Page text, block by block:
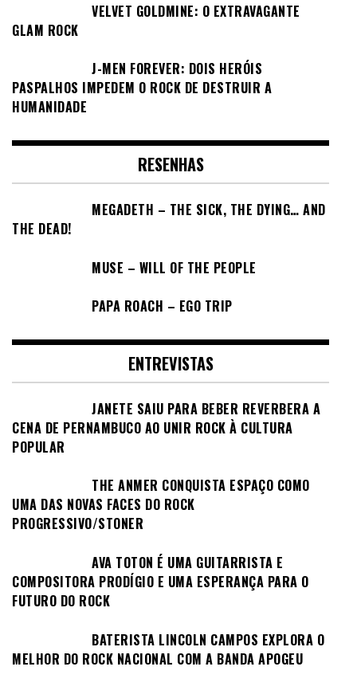
VELVET GOLDMINE: O EXTRAVAGANTE
GLAM ROCK
J-MEN FOREVER: DOIS HERÓIS
PASPALHOS IMPEDEM O ROCK DE DESTRUIR A
HUMANIDADE
RESENHAS
MEGADETH – THE SICK, THE DYING… AND
THE DEAD!
MUSE – WILL OF THE PEOPLE
PAPA ROACH – EGO TRIP
ENTREVISTAS
JANETE SAIU PARA BEBER REVERBERA A
CENA DE PERNAMBUCO AO UNIR ROCK À CULTURA
POPULAR
THE ANMER CONQUISTA ESPAÇO COMO
UMA DAS NOVAS FACES DO ROCK
PROGRESSIVO/STONER
AVA TOTON É UMA GUITARRISTA E
COMPOSITORA PRODÍGIO E UMA ESPERANÇA PARA O
FUTURO DO ROCK
BATERISTA LINCOLN CAMPOS EXPLORA O
MELHOR DO ROCK NACIONAL COM A BANDA APOGEU